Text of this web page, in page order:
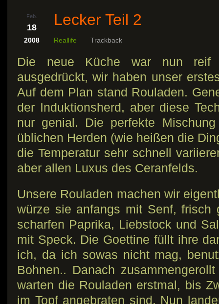
Feb.
18
2008
Lecker Teil 2
Reallife Trackback
Die neue Küche war nun reif
ausgedrückt, wir haben unser
Auf dem Plan stand Rouladen.
der Induktionsherd, aber diese
nur genial. Die perfekte
üblichen Herden (wie heißen die
die Temperatur sehr schnell
aber allen Luxus des Ceranfelds.
Unsere Rouladen machen wir
würze sie anfangs mit Senf, frisch
scharfen Paprika, Liebstock und
mit Speck. Die Goettine füllt ihre
ich, da ich sowas nicht mag,
Bohnen.. Danach
warten die Rouladen erstmal, bis
im Topf angebraten sind. Nun